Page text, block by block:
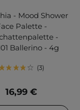
- Mood Shower
Palette -
-
Ballerino - 4g
3
16,99 €